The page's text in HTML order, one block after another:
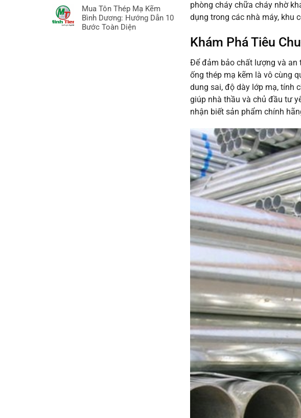
điều
cần
biết
Chí
Minh:
10
thép
Minh
Tiến
có
bình
luận
Mua Tôn Thép Mạ Kẽm
Bình Dương: Hướng Dẫn 10
Bước Toàn Diện
phòng cháy chữa cháy nhờ
dụng trong các nhà máy, khu
Khám Phá Tiêu
Để đảm bảo chất lượng và an
ống thép mạ kẽm là vô cùng
dung sai, độ dày lớp mạ, tính
giúp nhà thầu và chủ đầu tư
nhận biết sản phẩm chính